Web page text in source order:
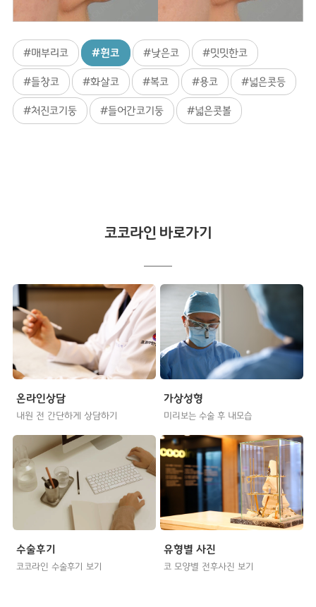
#매부리코 #휜코 #낮은코 #밋밋한코
#들창코 #화살코 #복코 #용코 #넓은콧등
#처진코기둥 #들어간코기둥 #넓은콧볼
코코라인 바로가기
온라인상담
내원 전 간단하게 상담하기
가상성형
미리보는 수술 후 내모습
수술후기
코코라인 수술후기 보기
유형별 사진
코 모양별 전후사진 보기